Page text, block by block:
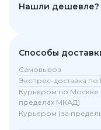
Нашли дешевле?
Способы
Самовывоз
Экспрес-доставка
Курьером по Москве
пределах МКАД)
Курьером (за